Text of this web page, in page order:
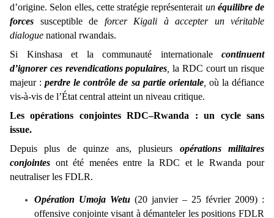
d’origine. Selon elles, cette stratégie représenterait un équilibre de
forces susceptible de forcer Kigali à accepter un véritable
dialogue national rwandais.
Si Kinshasa et la communauté internationale continuent
d’ignorer ces revendications populaires la RDC court un risque
majeur :perdre le contrôle de sa partie orientale, où la défiance
vis-à-vis de l’État central atteint un niveau critique.
Les opérations conjointes RDC–Rwanda : un cycle sans
issue.
Depuis plus de quinze ans, plusieurs opérations militaires
conjointes ont été menées entre la RDC et le Rwanda pour
neutraliser les FDLR.
Opération Umoja Wetu (20 janvier – 25 février 2009) :
offensive conjointe visant à démanteler les positions FDLR